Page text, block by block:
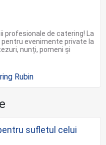
profesionale de catering! La
evenimente private la
nunți, pomeni și
sufletul celui